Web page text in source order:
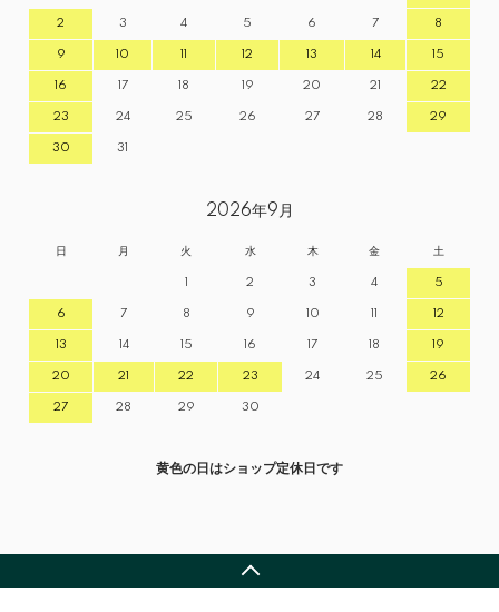
2 3 4 5 6 7 8
9 10 11 12 13 14 15
16 17 18 19 20 21 22
23 24 25 26 27 28 29
30 31
2026年9月
日 月 火 水 木 金 土
1 2 3 4 5
6 7 8 9 10 11 12
13 14 15 16 17 18 19
20 21 22 23 24 25 26
27 28 29 30
黄色の日はショップ定休日です